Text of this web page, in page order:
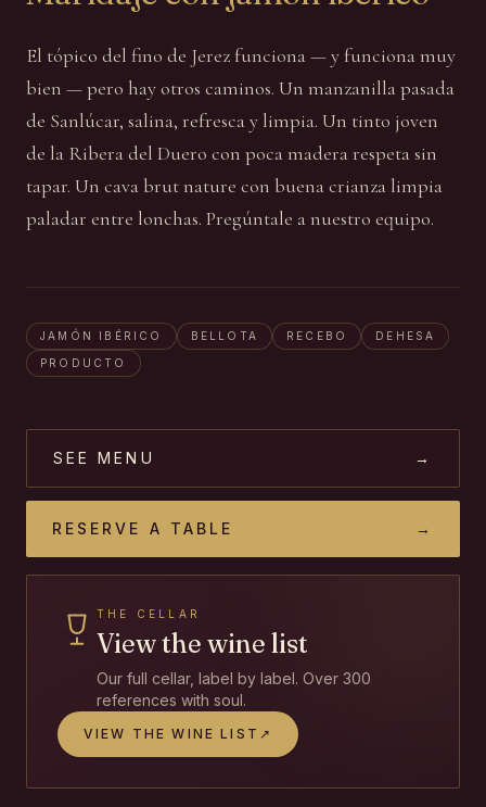
El tópico del fino de Jerez funciona — y funciona muy
bien — pero hay otros caminos. Un manzanilla pasada
de Sanlúcar, salina, refresca y limpia. Un tinto joven
de la Ribera del Duero con poca madera respeta sin
tapar. Un cava brut nature con buena crianza limpia
paladar entre lonchas. Pregúntale a nuestro equipo.
JAMÓN IBÉRICO BELLOTA RECEBO DEHESA
PRODUCTO
SEE MENU →
RESERVE A TABLE →
THE CELLAR
View the wine list
Our full cellar, label by label. Over 300
references with soul.
VIEW THE WINE LIST ↗